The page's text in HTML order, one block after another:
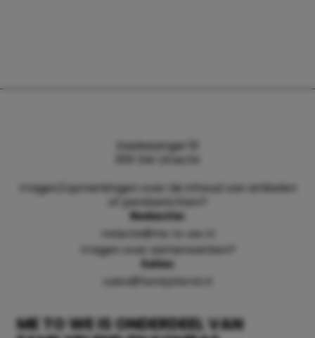
ME TO WE IS ONDERDEEL VAN
Daalsesingel 51
3511 SW Utrecht
Vragen/opmerkingen over de inhoud van artikelen
of persberichten?
Redactie:
redactie@me-to-we.nl
Vragen over samenwerken?
Sales:
sales@familyblend.nl